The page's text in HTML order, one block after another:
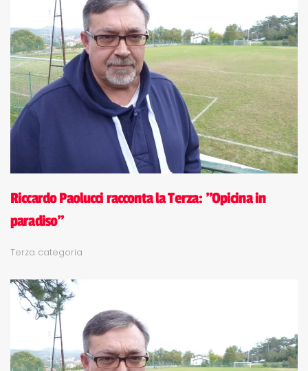
Riccardo Paolucci racconta la Terza: "Opicina in
paradiso"
Terza categoria